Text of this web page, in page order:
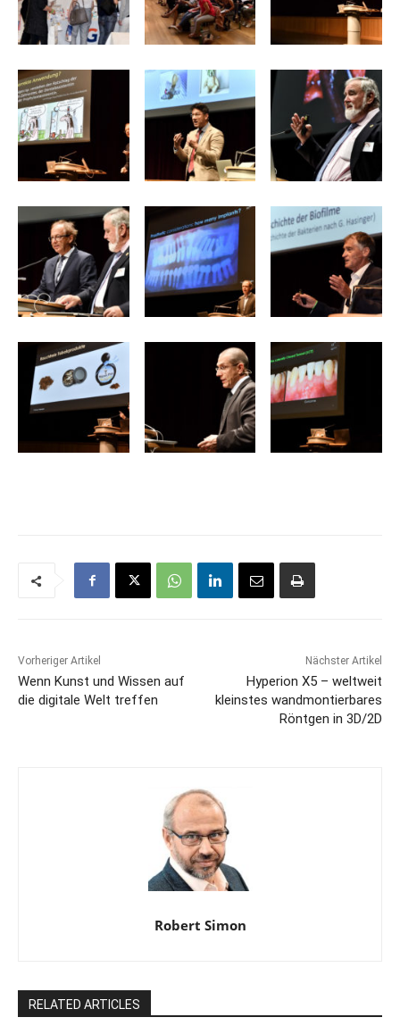
Vorheriger Artikel
Wenn Kunst und Wissen auf
die digitale Welt treffen
Nächster Artikel
Hyperion X5 – weltweit
kleinstes wandmontierbares
Röntgen in 3D/2D
Robert Simon
RELATED ARTICLES